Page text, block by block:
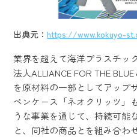
出典元：https://www.kokuyo-
業界を超えて海洋プラスチッ
法人ALLIANCE FOR THE
を原材料の一部としてアップ
ペンケース「ネオクリッツ」
うな事業を通じて、持続可能
と、同社の商品とを組み合わ